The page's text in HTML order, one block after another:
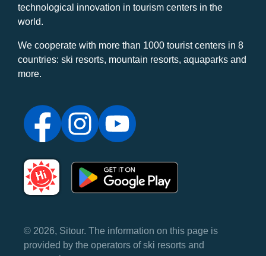
technological innovation in tourism centers in the
world.
We cooperate with more than 1000 tourist centers in 8
countries: ski resorts, mountain resorts, aquaparks and
more.
© 2026, Sitour. The information on this page is
provided by the operators of ski resorts and